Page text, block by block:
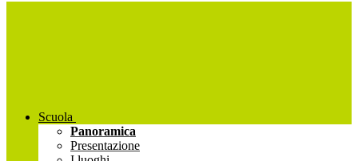
Scuola
Panoramica
Presentazione